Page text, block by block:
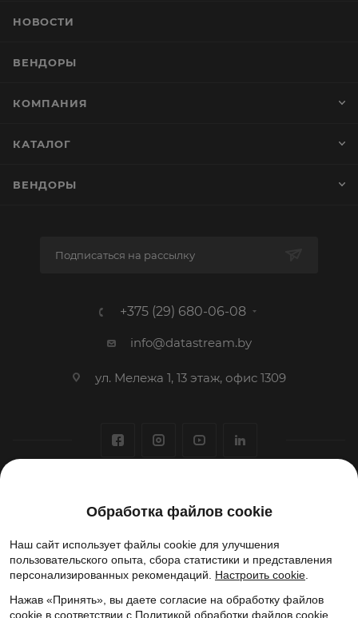
НОВОСТИ
ВЕНДОРЫ
КОМПАНИЯ
КАТАЛОГ
ВЕНДОРЫ
Подписаться на рассылку
+375 (29) 680-06-08
info@datastream.by
ул. Мележа 1, 13 этаж, офис 1309